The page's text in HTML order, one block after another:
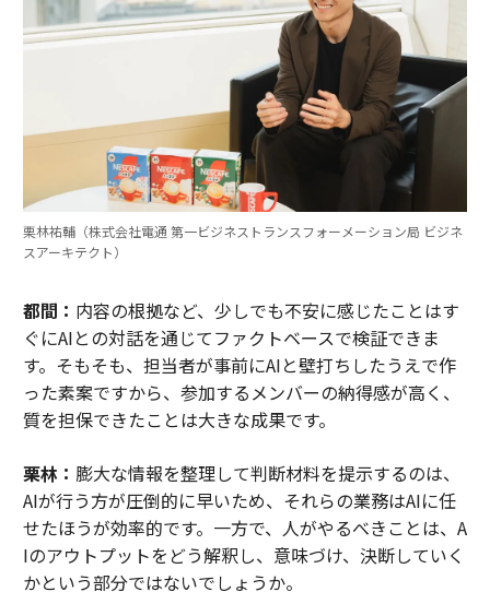
栗林祐輔（株式会社電通 第一ビジネストランスフォーメーション局 ビジネ
スアーキテクト）
都間： 内容の根拠など、少しでも不安に感じたことはす
ぐにAIとの対話を通じてファクトベースで検証できま
す。そもそも、担当者が事前にAIと壁打ちしたうえで作
った素案ですから、参加するメンバーの納得感が高く、
質を担保できたことは大きな成果です。
栗林： 膨大な情報を整理して判断材料を提示するのは、
AIが行う方が圧倒的に早いため、それらの業務はAIに任
せたほうが効率的です。一方で、人がやるべきことは、A
Iのアウトプットをどう解釈し、意味づけ、決断していく
かという部分ではないでしょうか。